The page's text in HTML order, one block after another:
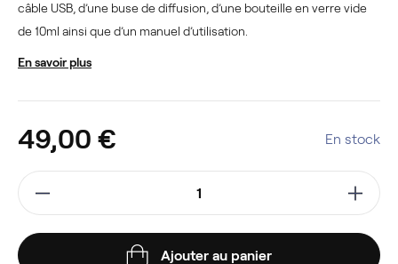
câble USB, d’une buse de diffusion, d’une bouteille en verre vide
de 10ml ainsi que d’un manuel d’utilisation.
En savoir plus
49,00 € En stock
Ajouter au panier